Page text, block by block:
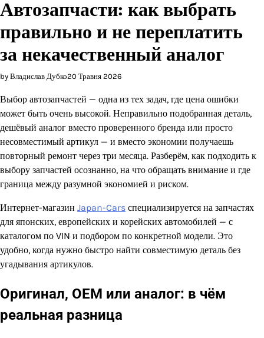
Автозапчасти: как выбрать
правильно и не переплатить
за некачественный аналог
by Владислав Дубко20 Травня 2026
Выбор автозапчастей — одна из тех задач, где цена ошибки
может быть очень высокой. Неправильно подобранная деталь,
дешёвый аналог вместо проверенного бренда или просто
несовместимый артикул — и вместо экономии получаешь
повторный ремонт через три месяца. Разберём, как подходить к
выбору запчастей осознанно, на что обращать внимание и где
граница между разумной экономией и риском.
Интернет-магазин Japan-Cars специализируется на запчастях
для японских, европейских и корейских автомобилей — с
каталогом по VIN и подбором по конкретной модели. Это
удобно, когда нужно быстро найти совместимую деталь без
угадывания артикулов.
Оригинал, OEM или аналог: в чём
реальная разница